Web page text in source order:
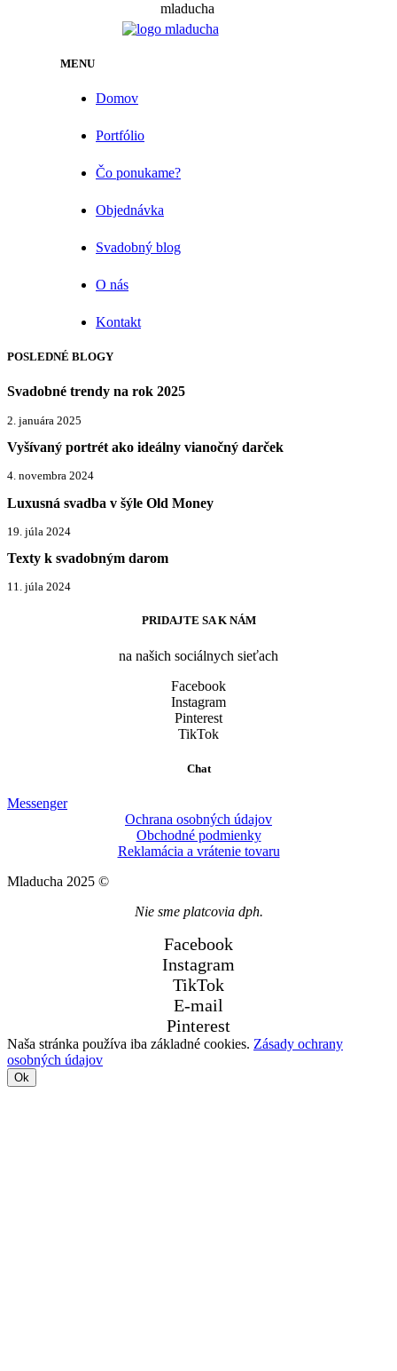
MENU
Domov
Portfólio
Čo ponukame?
Objednávka
Svadobný blog
O nás
Kontakt
POSLEDNÉ BLOGY
Svadobné trendy na rok 2025
2. januára 2025
Vyšívaný portrét ako ideálny vianočný darček
4. novembra 2024
Luxusná svadba v šýle Old Money
19. júla 2024
Texty k svadobným darom
11. júla 2024
PRIDAJTE SA K NÁM
na našich sociálnych sieťach
Facebook
Instagram
Pinterest
TikTok
Chat
Messenger
Ochrana osobných údajov
Obchodné podmienky
Reklamácia a vrátenie tovaru
Mladucha 2025 ©
Nie sme platcovia dph.
Facebook
Instagram
TikTok
E-mail
Pinterest
Naša stránka používa iba základné cookies. Zásady ochrany
osobných údajov
Ok